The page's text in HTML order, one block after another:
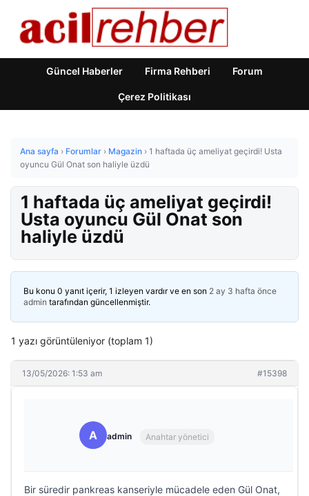
Güncel Haberler Firma Rehberi Forum
Çerez Politikası
Ana sayfa › Forumlar › Magazin › 1 haftada üç ameliyat geçirdi! Usta
oyuncu Gül Onat son haliyle üzdü
1 haftada üç ameliyat geçirdi!
Usta oyuncu Gül Onat son
haliyle üzdü
Bu konu 0 yanıt içerir, 1 izleyen vardır ve en son 2 ay 3 hafta önce
admin tarafından güncellenmiştir.
1 yazı görüntüleniyor (toplam 1)
13/05/2026: 1:53 am #15398
A admin Anahtar yönetici
Bir süredir pankreas kanseriyle mücadele eden Gül Onat,